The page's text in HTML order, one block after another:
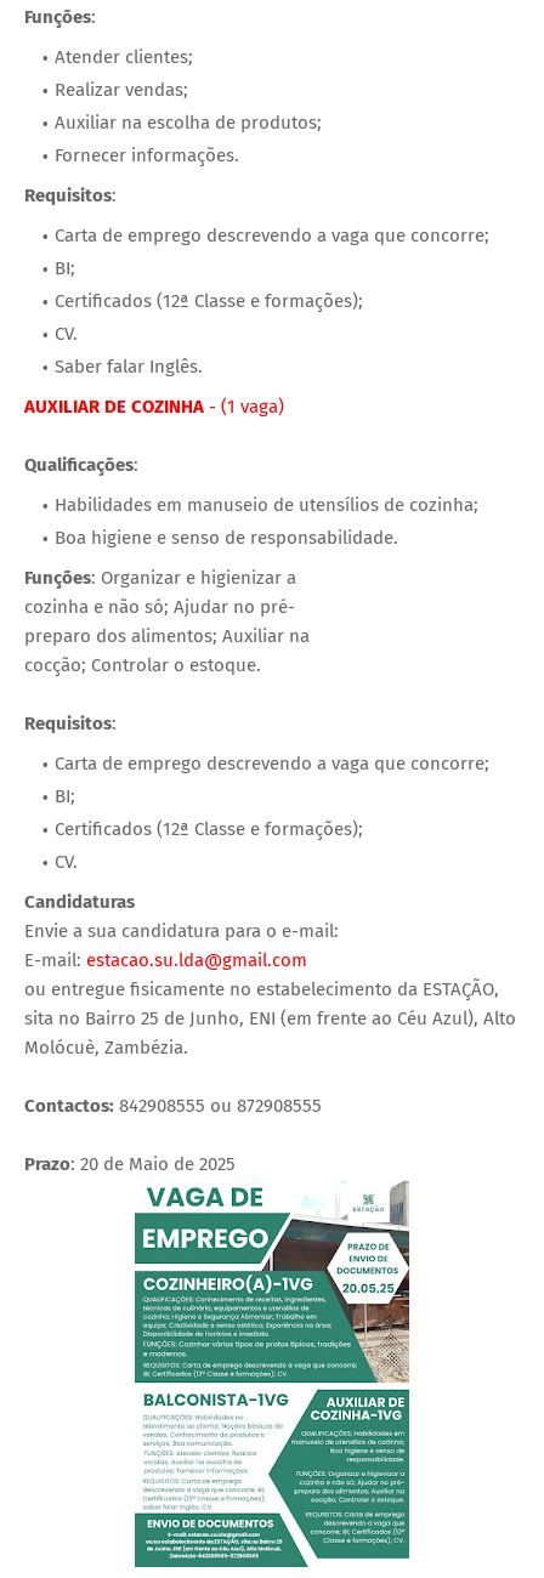
Funções:
Atender clientes;
Realizar vendas;
Auxiliar na escolha de produtos;
Fornecer informações.
Requisitos:
Carta de emprego descrevendo a vaga que concorre;
BI;
Certificados (12ª Classe e formações);
CV.
Saber falar Inglês.
AUXILIAR DE COZINHA - (1 vaga)
Qualificações:
Habilidades em manuseio de utensílios de cozinha;
Boa higiene e senso de responsabilidade.
Funções: Organizar e higienizar a
cozinha e não só; Ajudar no pré-
preparo dos alimentos; Auxiliar na
cocção; Controlar o estoque.
Requisitos:
Carta de emprego descrevendo a vaga que concorre;
BI;
Certificados (12ª Classe e formações);
CV.
Candidaturas
Envie a sua candidatura para o e-mail:
E-mail: estacao.su.lda@gmail.com
ou entregue fisicamente no estabelecimento da ESTAÇÃO,
sita no Bairro 25 de Junho, ENI (em frente ao Céu Azul), Alto
Molócuè, Zambézia.
Contactos: 842908555 ou 872908555
Prazo: 20 de Maio de 2025